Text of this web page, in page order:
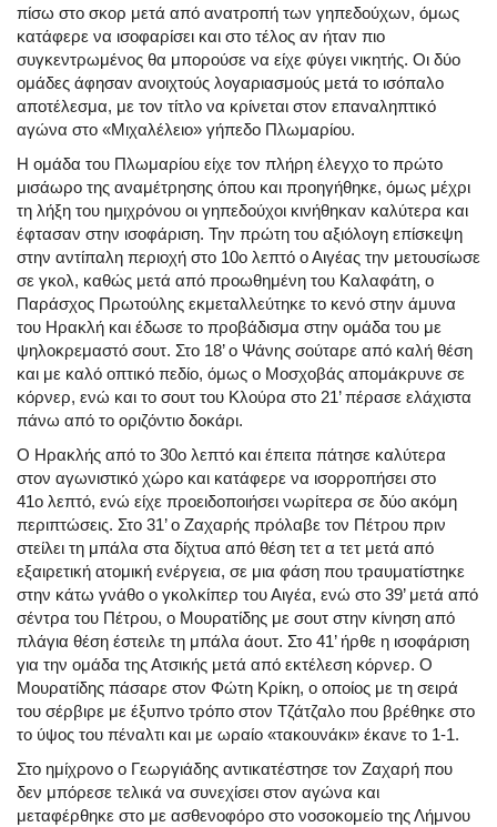
πίσω στο σκορ μετά από ανατροπή των γηπεδούχων, όμως
κατάφερε να ισοφαρίσει και στο τέλος αν ήταν πιο
συγκεντρωμένος θα μπορούσε να είχε φύγει νικητής. Οι δύο
ομάδες άφησαν ανοιχτούς λογαριασμούς μετά το ισόπαλο
αποτέλεσμα, με τον τίτλο να κρίνεται στον επαναληπτικό
αγώνα στο «Μιχαλέλειο» γήπεδο Πλωμαρίου.
Η ομάδα του Πλωμαρίου είχε τον πλήρη έλεγχο το πρώτο
μισάωρο της αναμέτρησης όπου και προηγήθηκε, όμως μέχρι
τη λήξη του ημιχρόνου οι γηπεδούχοι κινήθηκαν καλύτερα και
έφτασαν στην ισοφάριση. Την πρώτη του αξιόλογη επίσκεψη
στην αντίπαλη περιοχή στο 10ο λεπτό ο Αιγέας την μετουσίωσε
σε γκολ, καθώς μετά από προωθημένη του Καλαφάτη, ο
Παράσχος Πρωτούλης εκμεταλλεύτηκε το κενό στην άμυνα
του Ηρακλή και έδωσε το προβάδισμα στην ομάδα του με
ψηλοκρεμαστό σουτ. Στο 18’ ο Ψάνης σούταρε από καλή θέση
και με καλό οπτικό πεδίο, όμως ο Μοσχοβάς απομάκρυνε σε
κόρνερ, ενώ και το σουτ του Κλούρα στο 21’ πέρασε ελάχιστα
πάνω από το οριζόντιο δοκάρι.
Ο Ηρακλής από το 30ο λεπτό και έπειτα πάτησε καλύτερα
στον αγωνιστικό χώρο και κατάφερε να ισορροπήσει στο
41ο λεπτό, ενώ είχε προειδοποιήσει νωρίτερα σε δύο ακόμη
περιπτώσεις. Στο 31’ ο Ζαχαρής πρόλαβε τον Πέτρου πριν
στείλει τη μπάλα στα δίχτυα από θέση τετ α τετ μετά από
εξαιρετική ατομική ενέργεια, σε μια φάση που τραυματίστηκε
στην κάτω γνάθο ο γκολκίπερ του Αιγέα, ενώ στο 39’ μετά από
σέντρα του Πέτρου, ο Μουρατίδης με σουτ στην κίνηση από
πλάγια θέση έστειλε τη μπάλα άουτ. Στο 41’ ήρθε η ισοφάριση
για την ομάδα της Ατσικής μετά από εκτέλεση κόρνερ. Ο
Μουρατίδης πάσαρε στον Φώτη Κρίκη, ο οποίος με τη σειρά
του σέρβιρε με έξυπνο τρόπο στον Τζάτζαλο που βρέθηκε στο
το ύψος του πέναλτι και με ωραίο «τακουνάκι» έκανε το 1-1.
Στο ημίχρονο ο Γεωργιάδης αντικατέστησε τον Ζαχαρή που
δεν μπόρεσε τελικά να συνεχίσει στον αγώνα και
μεταφέρθηκε στο με ασθενοφόρο στο νοσοκομείο της Λήμνου